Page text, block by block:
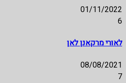
01/11/2022
6
לאורי מרקאנן לאן
08/08/2021
7